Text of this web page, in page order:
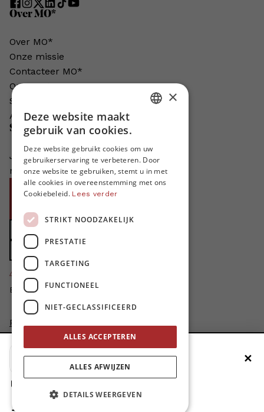
Over MO*
Over MO*
Onze missie
Contacteer MO*
Onze auteurs
Schrijven voor MO*?
Adverteren in MO*
Steun MO*
Je helpt ons groeien. MO* bestaat
niet zonder jouw steun!
Doe een gift
Zet MO* in uw testament
4424
Bedankt voor jullie steun!
Privacybeleid
Disclaimer
AI Charter
Cookievoorkeuren aanpassen
site by
Voeg MO* toe aan je beginscherm ✕
1. Druk op de deelknop
2. Scrol naar beneden
ENGLISH
×
Deze website maakt
gebruik van cookies.
Deze website gebruikt cookies om uw
gebruikerservaring te verbeteren. Door
onze website te gebruiken, stemt u in met
alle cookies in overeenstemming met ons
Cookiebeleid. Lees verder
STRIKT NOODZAKELIJK
PRESTATIE
TARGETING
FUNCTIONEEL
NIET-GECLASSIFICEERD
ALLES ACCEPTEREN
ALLES AFWIJZEN
DETAILS WEERGEVEN